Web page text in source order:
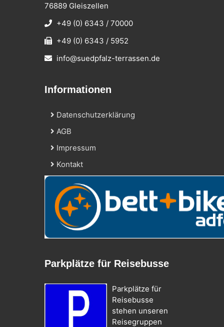
76889 Gleiszellen
+49 (0) 6343 / 70000
+49 (0) 6343 / 5952
info@suedpfalz-terrassen.de
Informationen
Datenschutzerklärung
AGB
Impressum
Kontakt
Parkplätze für Reisebusse
Parkplätze für
Reisebusse
stehen unseren
Reisegruppen